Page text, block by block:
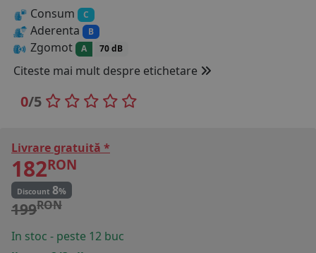
Consum
C
Aderenta B
Zgomot A 70 dB
Citeste mai mult despre etichetare
0/5
Livrare gratuită *
182RON
Discount 8%
199RON
In stoc - peste 12 buc